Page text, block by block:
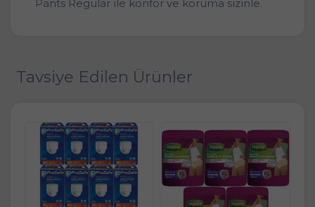
Pants Regular ile konfor ve koruma sizinle.
Tavsiye Edilen Ürünler